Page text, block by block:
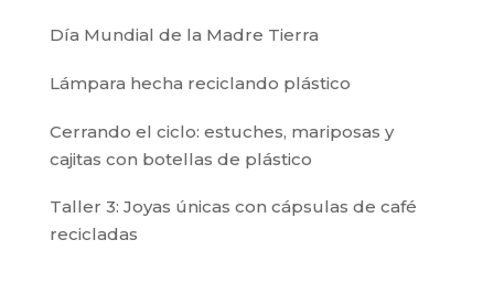
Día Mundial de la Madre Tierra
Lámpara hecha reciclando plástico
Cerrando el ciclo: estuches, mariposas y
cajitas con botellas de plástico
Taller 3: Joyas únicas con cápsulas de café
recicladas